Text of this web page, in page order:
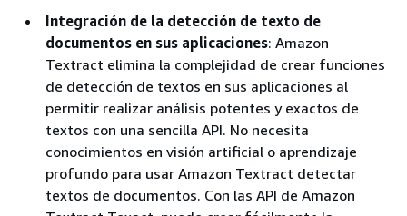
Integración de la detección de texto de
documentos en sus aplicaciones: Amazon
Textract elimina la complejidad de crear funciones
de detección de textos en sus aplicaciones al
permitir realizar análisis potentes y exactos de
textos con una sencilla API. No necesita
conocimientos en visión artificial o aprendizaje
profundo para usar Amazon Textract detectar
textos de documentos. Con las API de Amazon